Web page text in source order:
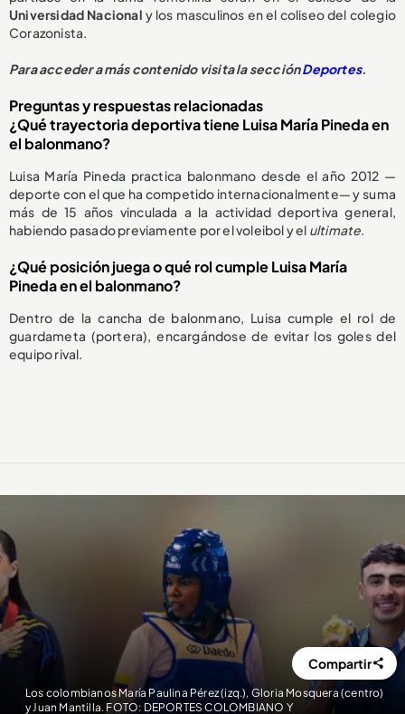
Universidad Nacional y los masculinos en el coliseo del colegio
Corazonista.
Para acceder a más contenido visita la secciónDeportes.
Preguntas y respuestas relacionadas
¿Qué trayectoria deportiva tiene Luisa María Pineda en
el balonmano?
Luisa María Pineda practica balonmano desde el año 2012 —
deporte con el que ha competido internacionalmente— y suma
más de 15 años vinculada a la actividad deportiva general,
habiendo pasado previamente por el voleibol y el ultimate.
¿Qué posición juega o qué rol cumple Luisa María
Pineda en el balonmano?
Dentro de la cancha de balonmano, Luisa cumple el rol de
guardameta (portera), encargándose de evitar los goles del
equipo rival.
Los colombianos María Paulina Pérez (izq.), Gloria Mosquera (centro)
y Juan Mantilla. FOTO: DEPORTES COLOMBIANO Y
Compartir